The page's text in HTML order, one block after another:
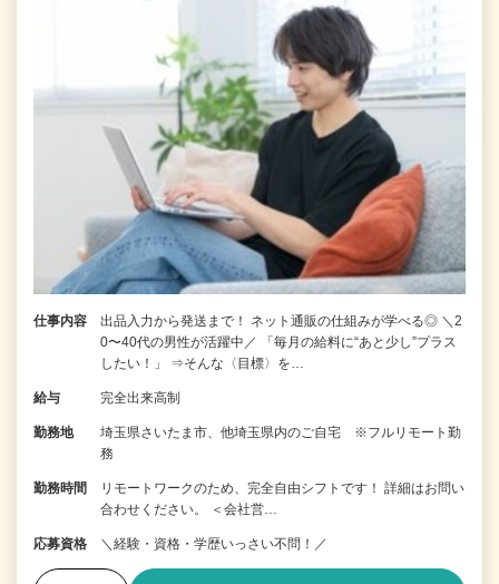
仕事内容
出品入力から発送まで！ ネット通販の仕組みが学べる◎ ＼2
0〜40代の男性が活躍中／ 「毎月の給料に“あと少し”プラス
したい！」 ⇒そんな〈目標〉を…
給与 完全出来高制
勤務地
埼玉県さいたま市、他埼玉県内のご自宅 ※フルリモート勤
務
勤務時間
リモートワークのため、完全自由シフトです！ 詳細はお問い
合わせください。 ＜会社営…
応募資格 ＼経験・資格・学歴いっさい不問！／